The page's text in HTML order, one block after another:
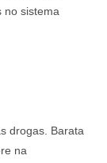
no sistema
drogas. Barata
na